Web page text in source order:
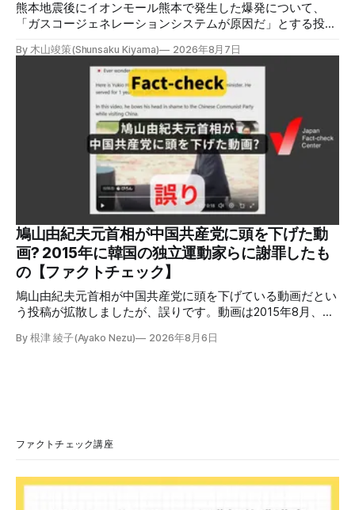
熊本地震後にイオンモール熊本で発生した爆発について、
「ガスコージェネレーションシステムが原因だ」とする投稿
ジェネレーションやガス発電機は設置していないことを確認
している」と発表し、LPガスが原因だった可能性が高いと説
明しています。またイオンは5日、事故原因を調べる事故調
査委員会を設置すると発表しました。 検証対象 拡散した投
ガスを燃料としてガスエンジンやガスタービンで発電し、排
熱を冷暖房などに利用する「ガスコージェネレーション」が
原因だとする投稿が拡散した（例1、例2）。 検証する理由
ソーシャルリスニングツールMeltwaterで調べると、これら
の投稿の表示回数は少なくとも合計194万回を超えている。
爆発の原因をめぐって、さまざまな根拠不明の情報が飛び交
っているため検証する。 検証過程 イオンモール熊本の爆発
2026年7月28日午後16時27分ごろ、熊本県で震度7の地震が
発生した。午後6時ごろ、嘉島町のショッピングセンター
「イ
By 木山竣策(Shunsaku Kiyama) 2026年8月7日
鳩山由紀夫元首相が中国共産党に頭を下げた動
画? 2015年に韓国の独立運動家らに謝罪したも
の【ファクトチェック】
鳩山由紀夫元首相が中国共産党に頭を下げている動画だとい
う投稿が拡散しましたが、誤りです。動画は2015年8月、鳩
立運動家らに謝罪した映像です。中国共産党に対して頭を下
らいながら頭を下げています」という英文付きの動画がXで
語力が衰えていたら申し訳ないですが、動画に『韓国』と書
By 根津 綾子(Ayako Nezu) 2026年8月6日
ファクトチェック講座